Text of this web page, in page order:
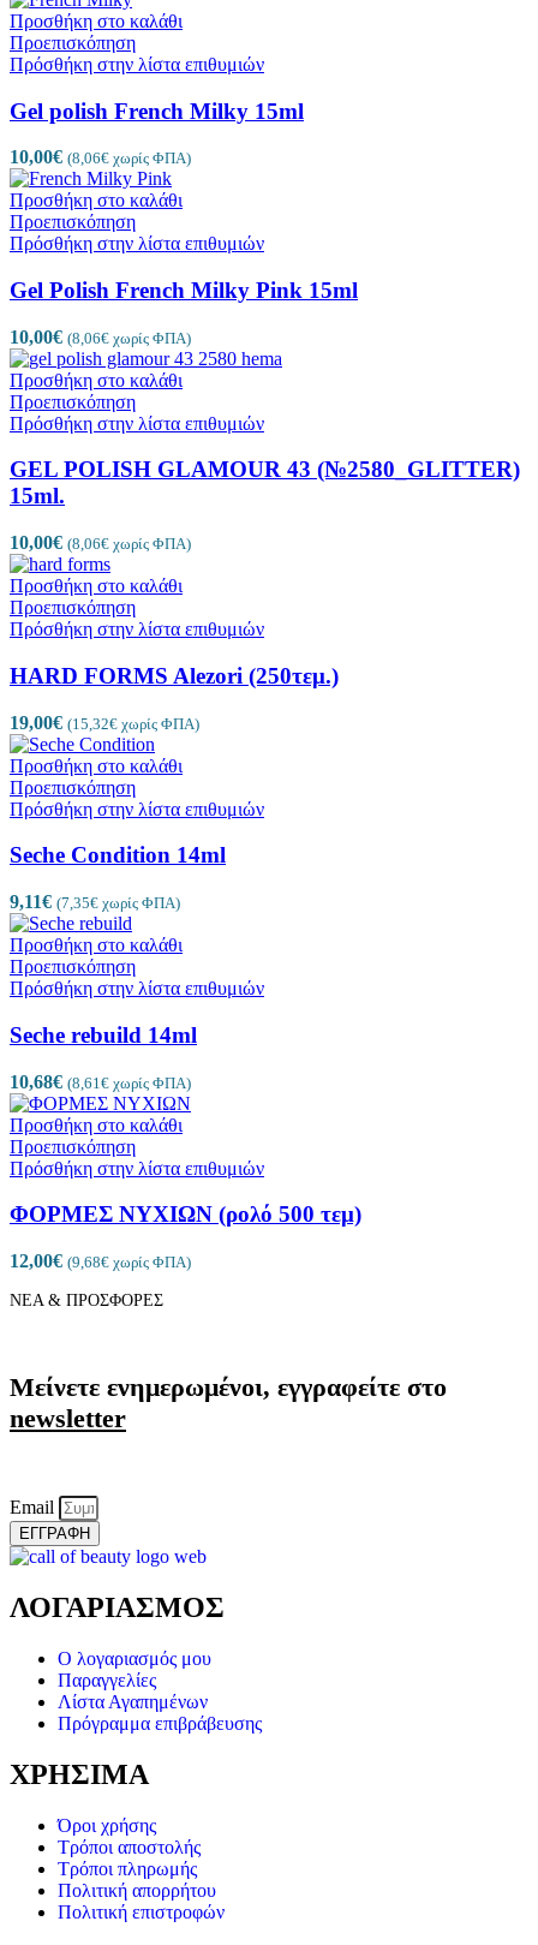
Προσθήκη στο καλάθι
Προεπισκόπηση
Πρόσθήκη στην λίστα επιθυμιών
Gel polish French Milky 15ml
10,00€ (8,06€ χωρίς ΦΠΑ)
Προσθήκη στο καλάθι
Προεπισκόπηση
Πρόσθήκη στην λίστα επιθυμιών
Gel Polish French Milky Pink 15ml
10,00€ (8,06€ χωρίς ΦΠΑ)
Προσθήκη στο καλάθι
Προεπισκόπηση
Πρόσθήκη στην λίστα επιθυμιών
GEL POLISH GLAMOUR 43 (№2580_GLITTER)
15ml.
10,00€ (8,06€ χωρίς ΦΠΑ)
Προσθήκη στο καλάθι
Προεπισκόπηση
Πρόσθήκη στην λίστα επιθυμιών
HARD FORMS Alezori (250τεμ.)
19,00€ (15,32€ χωρίς ΦΠΑ)
Προσθήκη στο καλάθι
Προεπισκόπηση
Πρόσθήκη στην λίστα επιθυμιών
Seche Condition 14ml
9,11€ (7,35€ χωρίς ΦΠΑ)
Προσθήκη στο καλάθι
Προεπισκόπηση
Πρόσθήκη στην λίστα επιθυμιών
Seche rebuild 14ml
10,68€ (8,61 € χωρίς ΦΠΑ)
Προσθήκη στο καλάθι
Προεπισκόπηση
Πρόσθήκη στην λίστα επιθυμιών
ΦΟΡΜΕΣ ΝΥΧΙΩΝ (ρολό 500 τεμ)
12,00€ (9,68€ χωρίς ΦΠΑ)
ΝΕΑ & ΠΡΟΣΦΟΡΕΣ
Μείνετε ενημερωμένοι, εγγραφείτε στο
newsletter
Email
ΕΓΓΡΑΦΗ
ΛΟΓΑΡΙΑΣΜΟΣ
Ο λογαριασμός μου
Παραγγελίες
Λίστα Αγαπημένων
Πρόγραμμα επιβράβευσης
ΧΡΗΣΙΜΑ
Όροι χρήσης
Τρόποι αποστολής
Τρόποι πληρωμής
Πολιτική απορρήτου
Πολιτική επιστροφών